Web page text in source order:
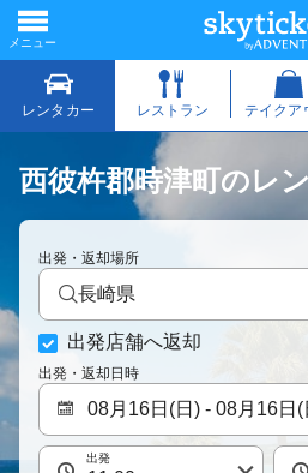
西彼杵郡時津町のレ
出発・返却場所
長崎県
出発店舗へ返却
出発・返却日時
出発